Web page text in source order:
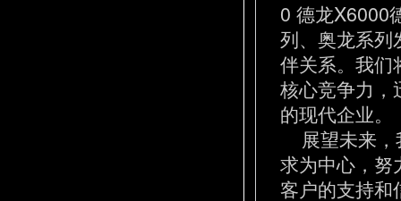
0 德龙X6000
列、奥龙系列
伴关系。我们
核心竞争力，
的现代企业。
展望未来，
求为中心，努
客户的支持和